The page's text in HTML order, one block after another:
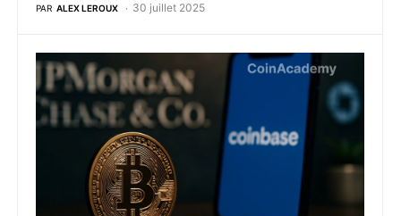
PAR ALEX LEROUX 30 juillet 2025
Coinbase s’allie à JPMorgan pour faciliter l’accès à